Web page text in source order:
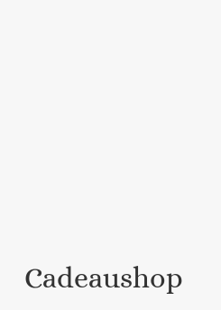
Cadeaushop